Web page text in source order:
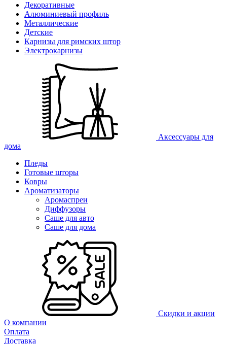
Декоративные
Алюминиевый профиль
Металлические
Детские
Карнизы для римских штор
Электрокарнизы
Аксессуары для
дома
Пледы
Готовые шторы
Ковры
Ароматизаторы
Аромаспреи
Диффузоры
Саше для авто
Саше для дома
Скидки и акции
О компании
Оплата
Доставка